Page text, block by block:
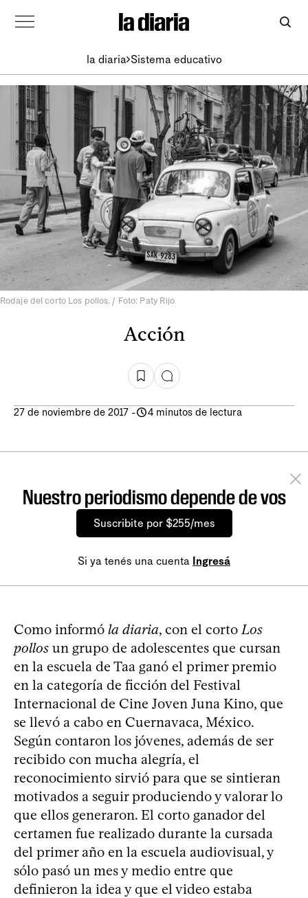
la diaria Sistema educativo
Rodaje del corto Los pollos. / Foto: Paty Rijo
Acción
27 de noviembre de 2017 - 4 minutos de lectura
Nuestro periodismo depende de vos
Suscribite por $255/mes
Si ya tenés una cuenta Ingresá
Como informó la diaria, con el corto Los
pollos un grupo de adolescentes que cursan
en la escuela de Taa ganó el primer premio
en la categoría de ficción del Festival
Internacional de Cine Joven Juna Kino, que
se llevó a cabo en Cuernavaca, México.
Según contaron los jóvenes, además de ser
recibido con mucha alegría, el
reconocimiento sirvió para que se sintieran
motivados a seguir produciendo y valorar lo
que ellos generaron. El corto ganador del
certamen fue realizado durante la cursada
del primer año en la escuela audiovisual, y
sólo pasó un mes y medio entre que
definieron la idea y que el video estaba